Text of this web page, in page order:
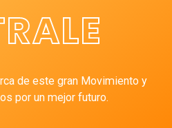
de este gran Movimiento y
por un mejor futuro.